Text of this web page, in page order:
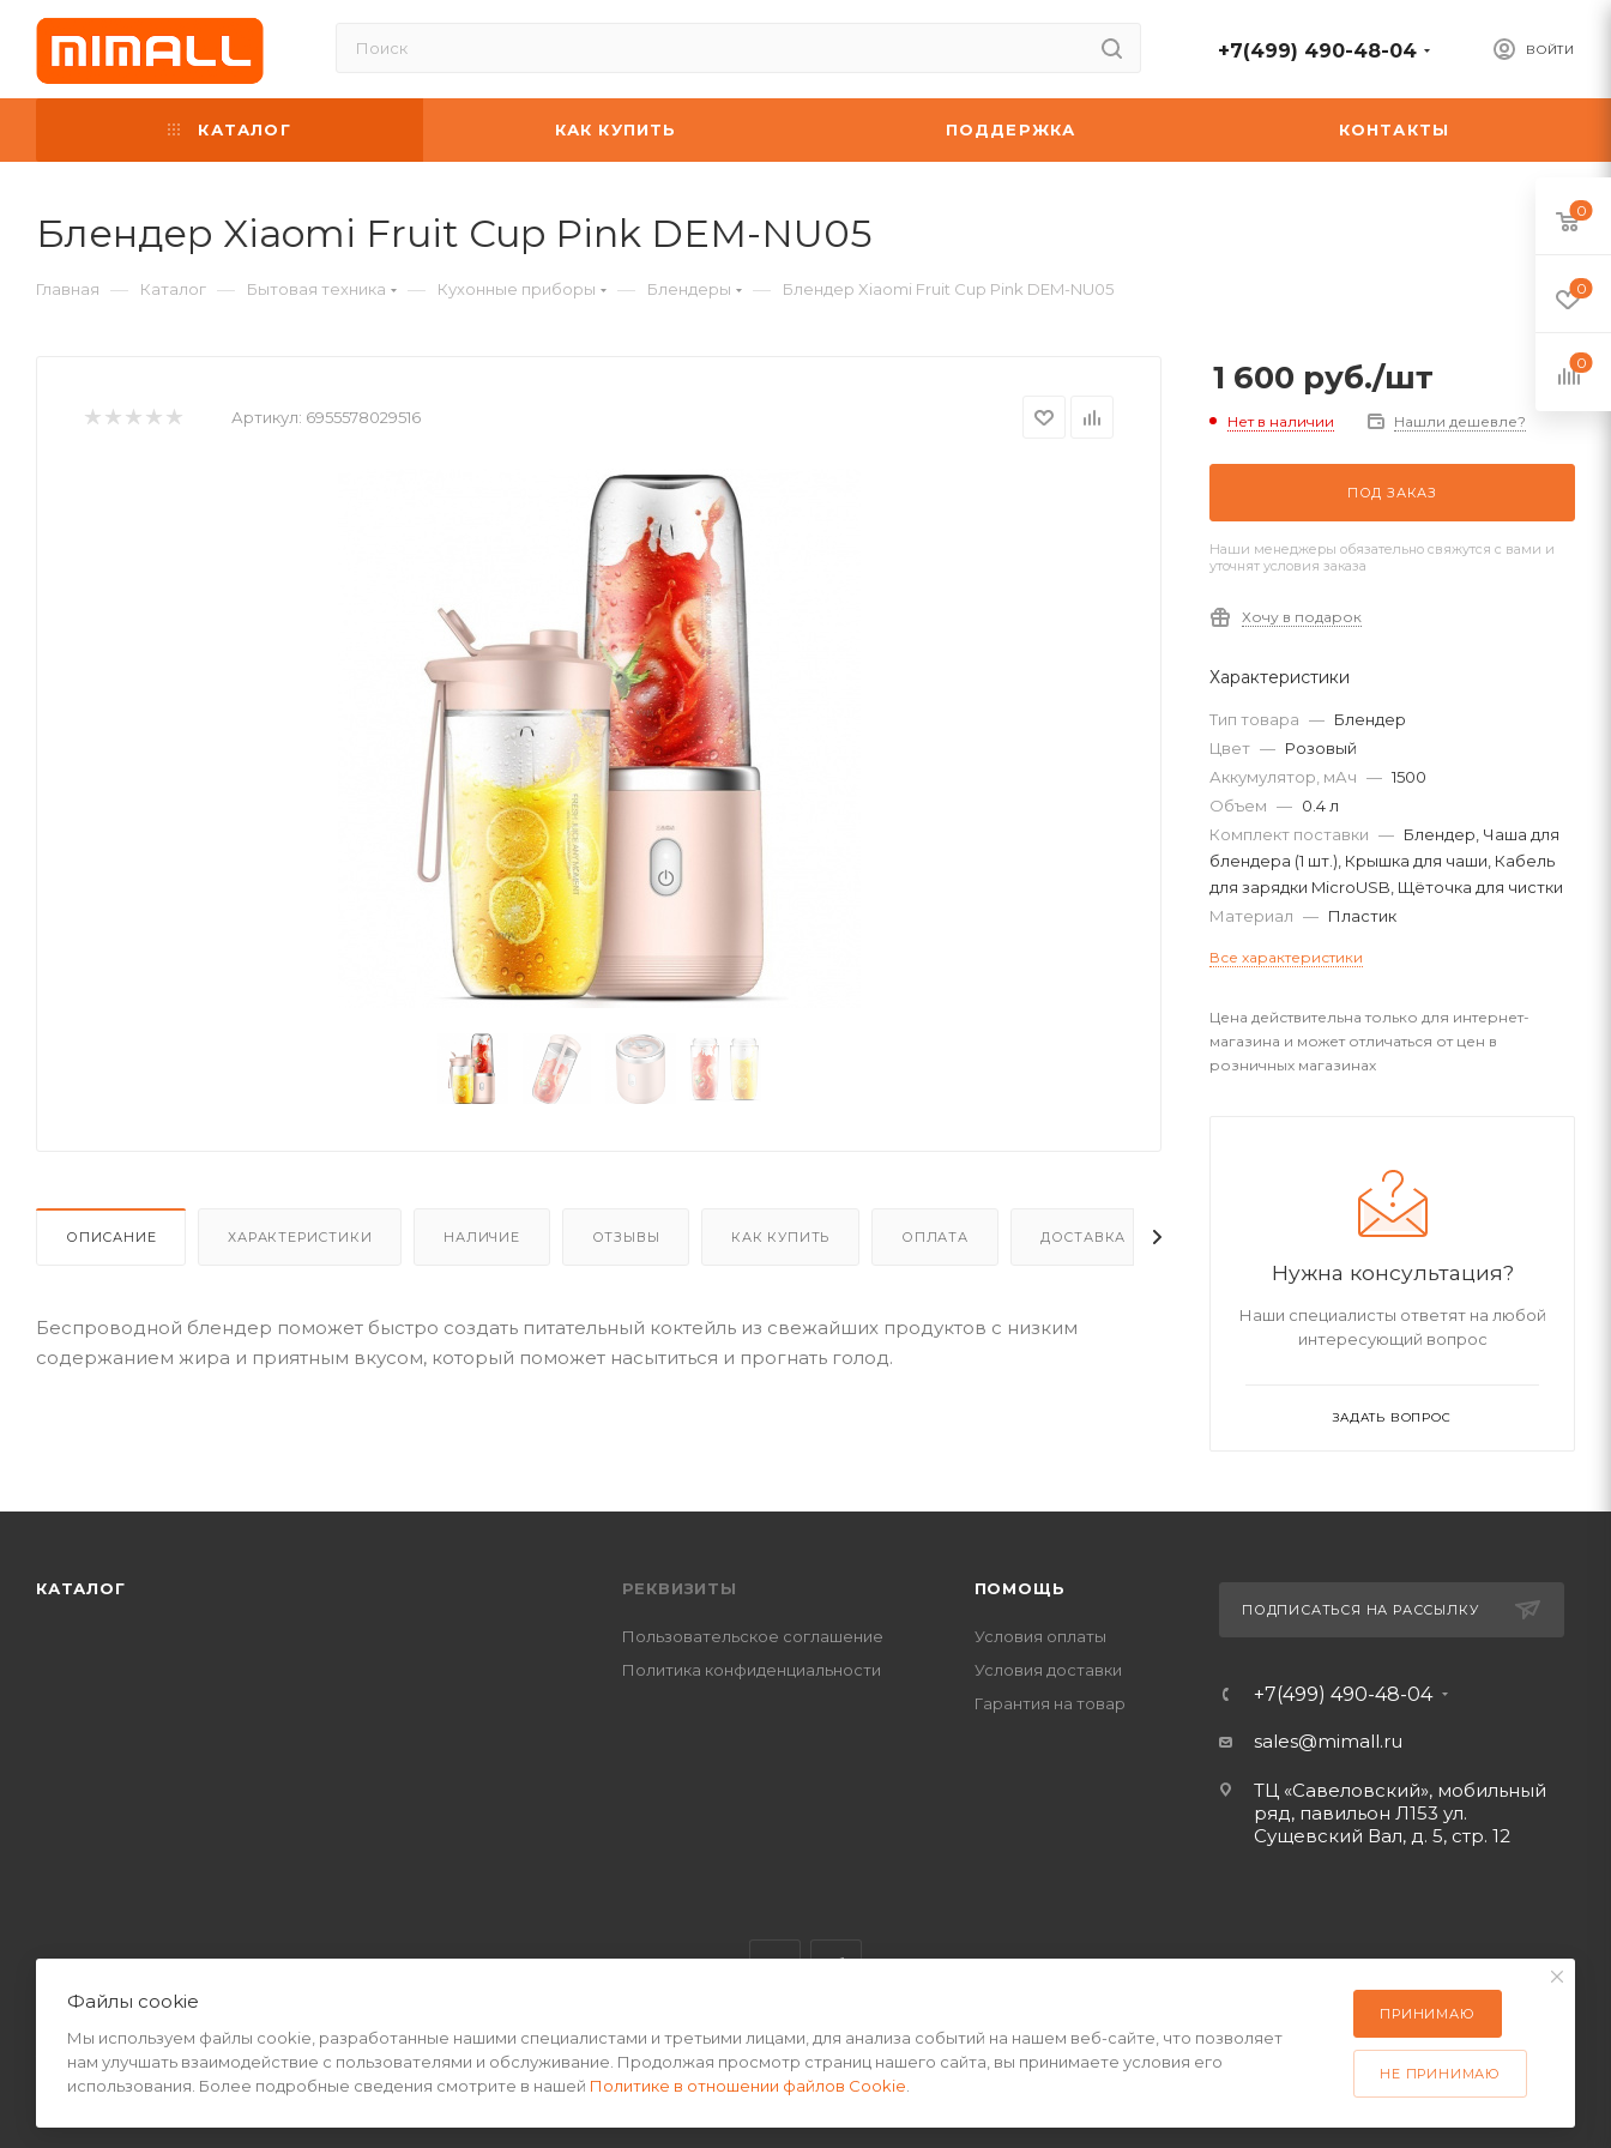
ВОЙТИ
+7(499) 490-48-04
КАТАЛОГ КАК КУПИТЬ ПОДДЕРЖКА КОНТАКТЫ
Блендер Xiaomi Fruit Cup Pink DEM-NU05
Главная — Каталог — Бытовая техника — Кухонные приборы — Блендеры — Блендер Xiaomi Fruit Cup Pink DEM-NU05
Артикул: 6955578029516
ОПИСАНИЕ ХАРАКТЕРИСТИКИ НАЛИЧИЕ ОТЗЫВЫ КАК КУПИТЬ ОПЛАТА ДОСТАВКА
Беспроводной блендер поможет быстро создать питательный коктейль из свежайших продуктов с низким
содержанием жира и приятным вкусом, который поможет насытиться и прогнать голод.
1 600 руб./шт
Нет в наличии Нашли дешевле?
ПОД ЗАКАЗ
Наши менеджеры обязательно свяжутся с вами и
уточнят условия заказа
Хочу в подарок
Характеристики
Тип товара — Блендер
Цвет — Розовый
Аккумулятор, мАч — 1500
Объем — 0.4 л
Комплект поставки — Блендер, Чаша для
блендера (1 шт.), Крышка для чаши, Кабель
для зарядки MicroUSB, Щёточка для чистки
Материал — Пластик
Все характеристики
Цена действительна только для интернет-
магазина и может отличаться от цен в
розничных магазинах
Нужна консультация?
Наши специалисты ответят на любой
интересующий вопрос
ЗАДАТЬ ВОПРОС
КАТАЛОГ РЕКВИЗИТЫ
Пользовательское соглашение
Политика конфиденциальности
ПОМОЩЬ
Условия оплаты
Условия доставки
Гарантия на товар
ПОДПИСАТЬСЯ НА РАССЫЛКУ
+7(499) 490-48-04
sales@mimall.ru
ТЦ «Савеловский», мобильный
ряд, павильон Л153 ул.
Сущевский Вал, д. 5, стр. 12
2026 © Интернет-магазин MiMall® • Не является публичной офертой • 2026 г.
0
0
0
Файлы cookie
Мы используем файлы cookie, разработанные нашими специалистами и третьими лицами, для анализа событий на нашем веб-сайте, что позволяет
нам улучшать взаимодействие с пользователями и обслуживание. Продолжая просмотр страниц нашего сайта, вы принимаете условия его
использования. Более подробные сведения смотрите в нашей Политике в отношении файлов Cookie
ПРИНИМАЮ
НЕ ПРИНИМАЮ